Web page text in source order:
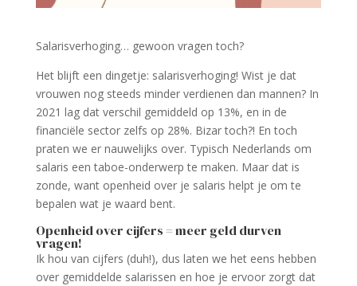
Salarisverhoging… gewoon vragen toch?
Het blijft een dingetje: salarisverhoging! Wist je dat
vrouwen nog steeds minder verdienen dan mannen? In
2021 lag dat verschil gemiddeld op 13%, en in de
financiële sector zelfs op 28%. Bizar toch?! En toch
praten we er nauwelijks over. Typisch Nederlands om
salaris een taboe-onderwerp te maken. Maar dat is
zonde, want openheid over je salaris helpt je om te
bepalen wat je waard bent.
Openheid over cijfers = meer geld durven
vragen!
Ik hou van cijfers (duh!), dus laten we het eens hebben
over gemiddelde salarissen en hoe je ervoor zorgt dat